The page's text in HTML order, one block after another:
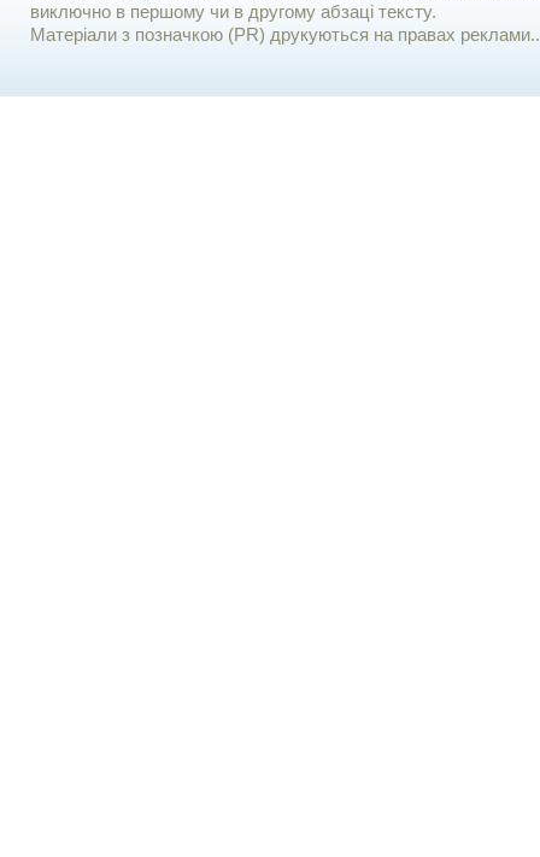
виключно в першому чи в другому абзаці тексту.
Матеріали з позначкою (PR) друкуються на правах реклами..